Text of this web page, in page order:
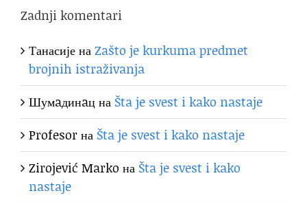
Zadnji komentari
ТанасијенаZašto je kurkuma predmet
brojnih istraživanja
Шумaдинaцна Šta je svest i kako nastaje
Profesorна Šta je svest i kako nastaje
Zirojević Marko на Šta je svest i kako
nastaje